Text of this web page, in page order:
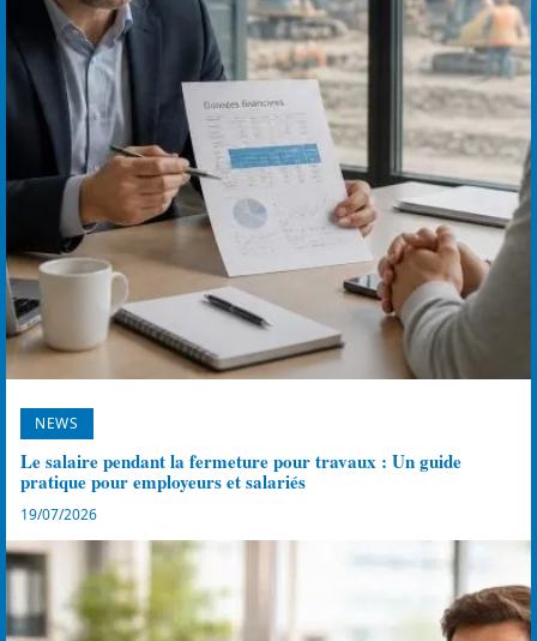
NEWS
Le salaire pendant la fermeture pour travaux : Un guide
pratique pour employeurs et salariés
19/07/2026